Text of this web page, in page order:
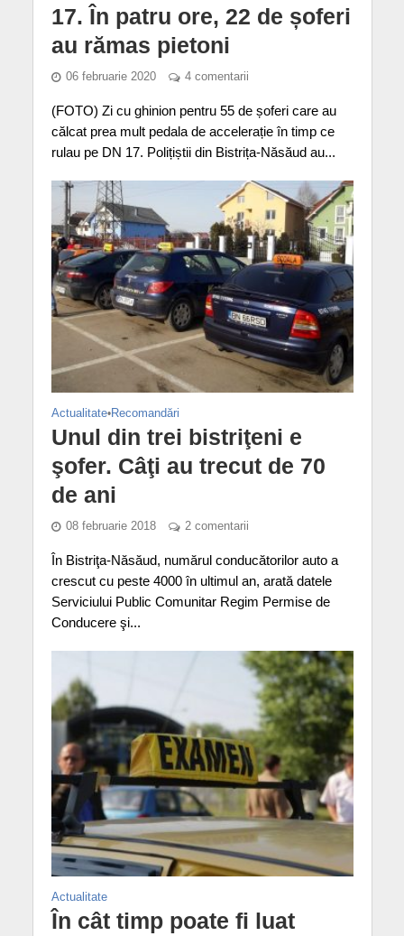
17. În patru ore, 22 de șoferi
au rămas pietoni
06 februarie 2020 4 comentarii
(FOTO) Zi cu ghinion pentru 55 de șoferi care au
călcat prea mult pedala de accelerație în timp ce
rulau pe DN 17. Polițiștii din Bistrița-Năsăud au...
Actualitate•Recomandări
Unul din trei bistriţeni e
şofer. Câţi au trecut de 70
de ani
08 februarie 2018 2 comentarii
În Bistriţa-Năsăud, numărul conducătorilor auto a
crescut cu peste 4000 în ultimul an, arată datele
Serviciului Public Comunitar Regim Permise de
Conducere şi...
Actualitate
În cât timp poate fi luat